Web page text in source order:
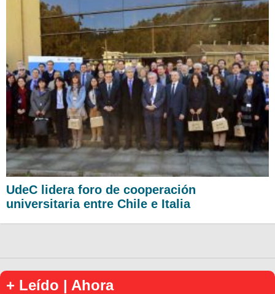
UdeC lidera foro de cooperación
universitaria entre Chile e Italia
+ Leído | Ahora